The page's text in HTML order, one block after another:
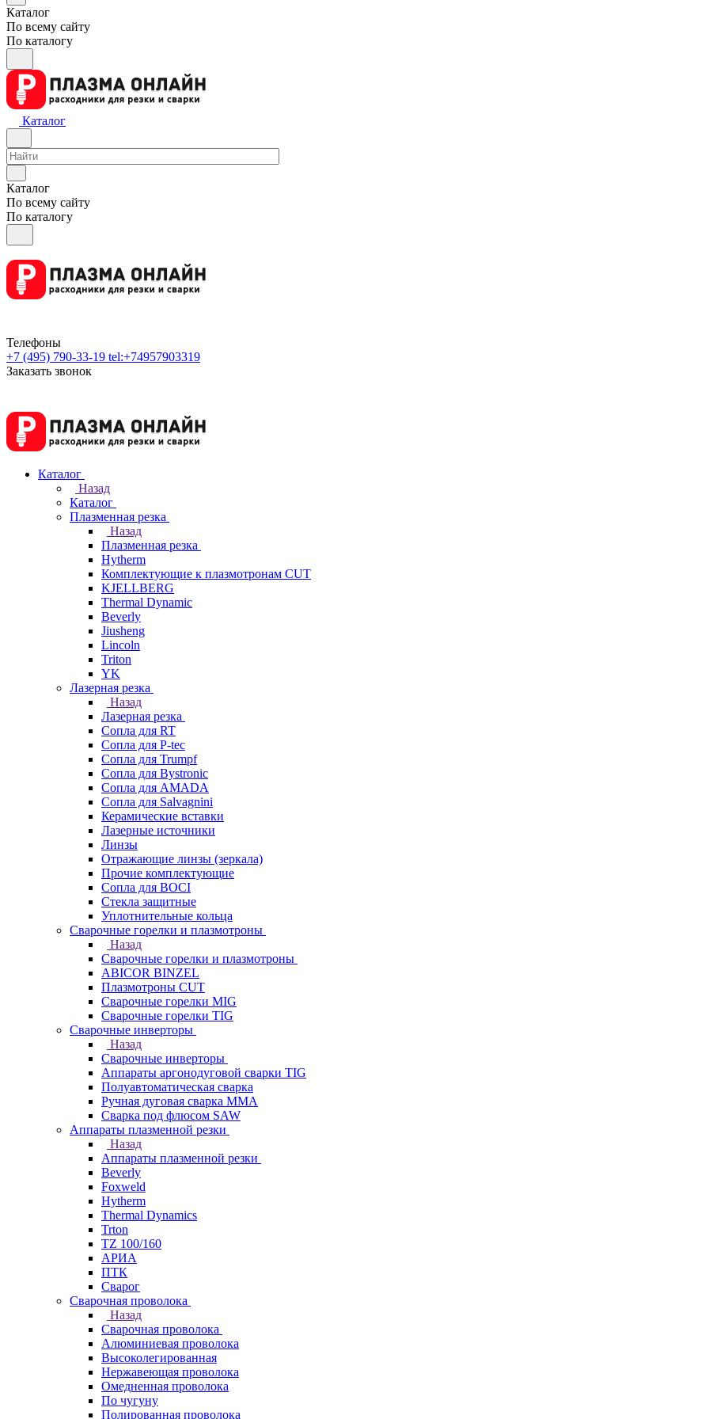
Каталог
По всему сайту
По каталогу
Каталог
Каталог
По всему сайту
По каталогу
Телефоны
+7 (495) 790-33-19 tel:+74957903319
Заказать звонок
Каталог
Назад
Каталог
Плазменная резка
Назад
Плазменная резка
Hytherm
Комплектующие к плазмотронам CUT
KJELLBERG
Thermal Dynamic
Beverly
Jiusheng
Lincoln
Triton
YK
Лазерная резка
Назад
Лазерная резка
Сопла для RT
Сопла для P-tec
Сопла для Trumpf
Сопла для Bystronic
Сопла для AMADA
Сопла для Salvagnini
Керамические вставки
Лазерные источники
Линзы
Отражающие линзы (зеркала)
Прочие комплектующие
Сопла для BOCI
Стекла защитные
Уплотнительные кольца
Сварочные горелки и плазмотроны
Назад
Сварочные горелки и плазмотроны
ABICOR BINZEL
Плазмотроны CUT
Сварочные горелки MIG
Сварочные горелки TIG
Сварочные инверторы
Назад
Сварочные инверторы
Аппараты аргонодуговой сварки TIG
Полуавтоматическая сварка
Ручная дуговая сварка MMA
Сварка под флюсом SAW
Аппараты плазменной резки
Назад
Аппараты плазменной резки
Beverly
Foxweld
Hytherm
Thermal Dynamics
Trton
TZ 100/160
АРИА
ПТК
Сварог
Сварочная проволока
Назад
Сварочная проволока
Алюминиевая проволока
Высоколегированная
Нержавеющая проволока
Омедненная проволока
По чугуну
Полированная проволока